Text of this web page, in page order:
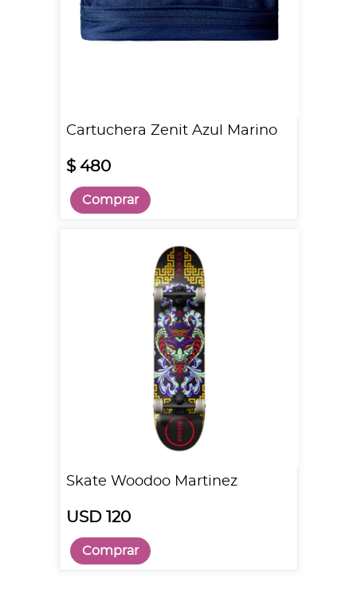
Cartuchera Zenit Azul Marino
$ 480
Comprar
Skate Woodoo Martinez
USD 120
Comprar